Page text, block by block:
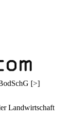
[>]
Landwirtschaft